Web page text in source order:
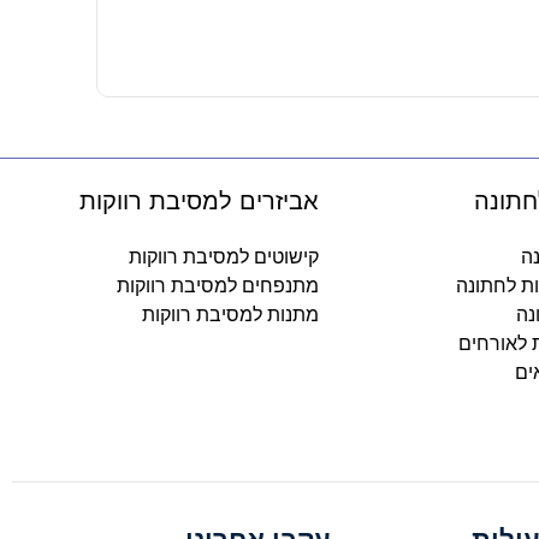
לחתונה
לאורחים
אביזרים למסיבת רווקות
קישוטים למסיבת רווקות
מתנפחים למסיבת רווקות
מתנות למסיבת רווקות